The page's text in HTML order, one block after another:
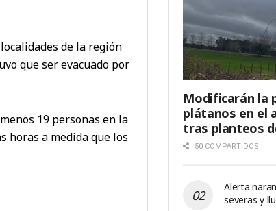
de la región
que ser evacuado por
19 personas en la
horas a medida que los
Modificarán la
plátanos en el
tras planteos
50 COMPARTIDOS
Alerta
severas y